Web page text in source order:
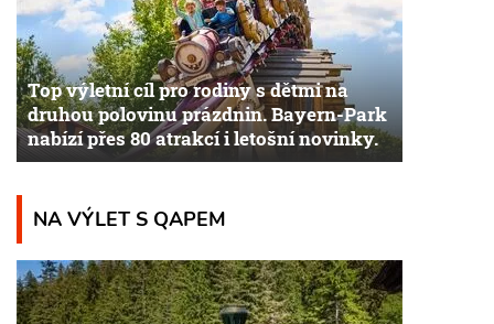
Top výletní cíl pro rodiny s dětmi na
druhou polovinu prázdnin. Bayern-Park
nabízí přes 80 atrakcí i letošní novinky.
NA VÝLET S QAPEM